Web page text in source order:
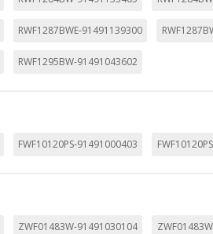
RWF1287BWE-91491139300
RWF1295BW-91491043602
FWF10120PS-91491000403
ZWF01483W-91491030104